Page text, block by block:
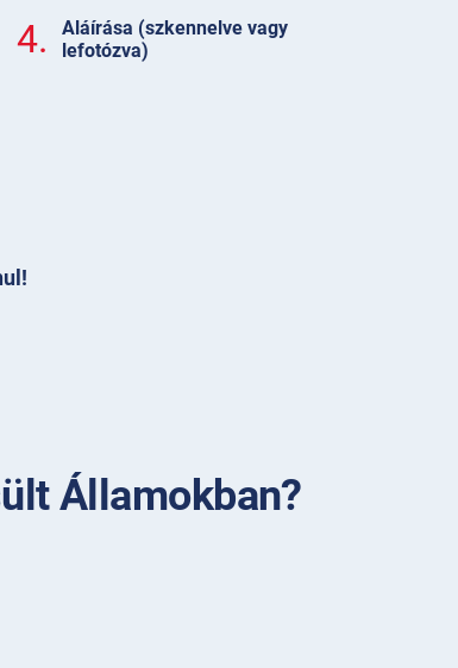
4.
Aláírása (szkennelve vagy
lefotózva)
Államokban?